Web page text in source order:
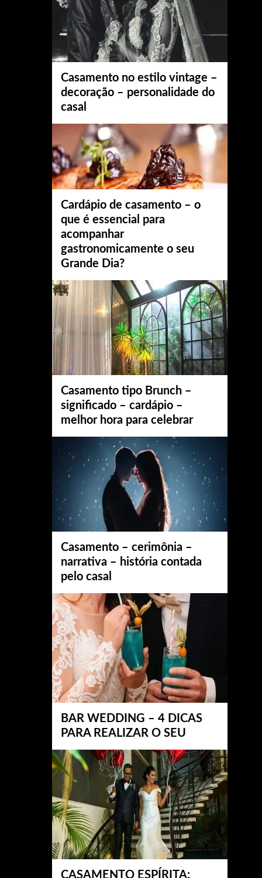
Casamento no estilo vintage –
decoração – personalidade do
casal
Cardápio de casamento – o
que é essencial para
acompanhar
gastronomicamente o seu
Grande Dia?
Casamento tipo Brunch –
significado – cardápio –
melhor hora para celebrar
Casamento – cerimônia –
narrativa – história contada
pelo casal
BAR WEDDING – 4 DICAS
PARA REALIZAR O SEU
CASAMENTO ESPÍRITA: